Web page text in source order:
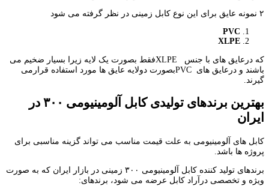
۲ نمونه عایق برای این نوع کابل زمینی در نظر گرفته می شود
PVC
XLPE
که درعایق های با جنس XLPEفقط بصورت یک لایه زیرا بسیار ضخیم می
باشند و درعایق های PVCبصورت دولایه عایق ها مورد استفاده قرارمی
گیرند.
بهترین برندهای تولیدی کابل آلومینیومی ۳۰۰ در
ایران
کابل های آلومینیومی به علت قیمت مناسب می تواند گزینه مناسبی برای
پروژه ها باشد.
برندهای تولید کننده کابل آلومینیومی ۳۰۰ زمینی در بازار ایران که به صورت
ویژه و تخصصی درآراد کابل عرضه می شود، برندهای: